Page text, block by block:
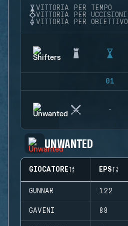
VITTORIA PER TEMPO
VITTORIA PER UCCISIONI
VITTORIA PER OBIETTIVO
01
UNWANTED
GIOCATORE EPS
GUNNAR 122
GAVENI 88